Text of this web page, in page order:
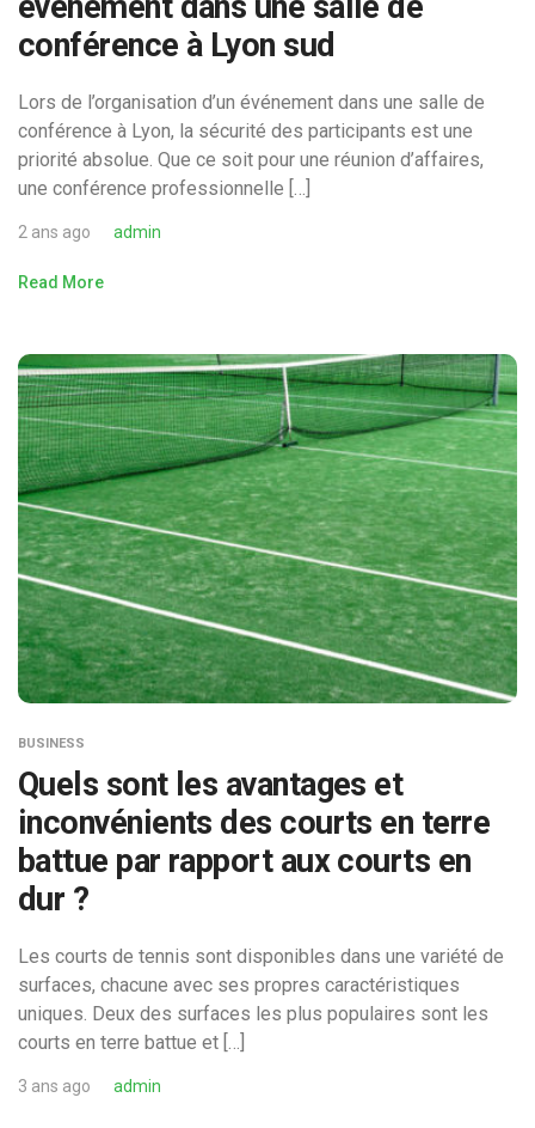
conférence à Lyon sud
Lors de l’organisation d’un événement dans une salle de
conférence à Lyon, la sécurité des participants est une
priorité absolue. Que ce soit pour une réunion d’affaires,
une conférence professionnelle […]
2 ans ago admin
Read More
BUSINESS
Quels sont les avantages et
inconvénients des courts en terre
battue par rapport aux courts en
dur ?
Les courts de tennis sont disponibles dans une variété de
surfaces, chacune avec ses propres caractéristiques
uniques. Deux des surfaces les plus populaires sont les
courts en terre battue et […]
3 ans ago admin